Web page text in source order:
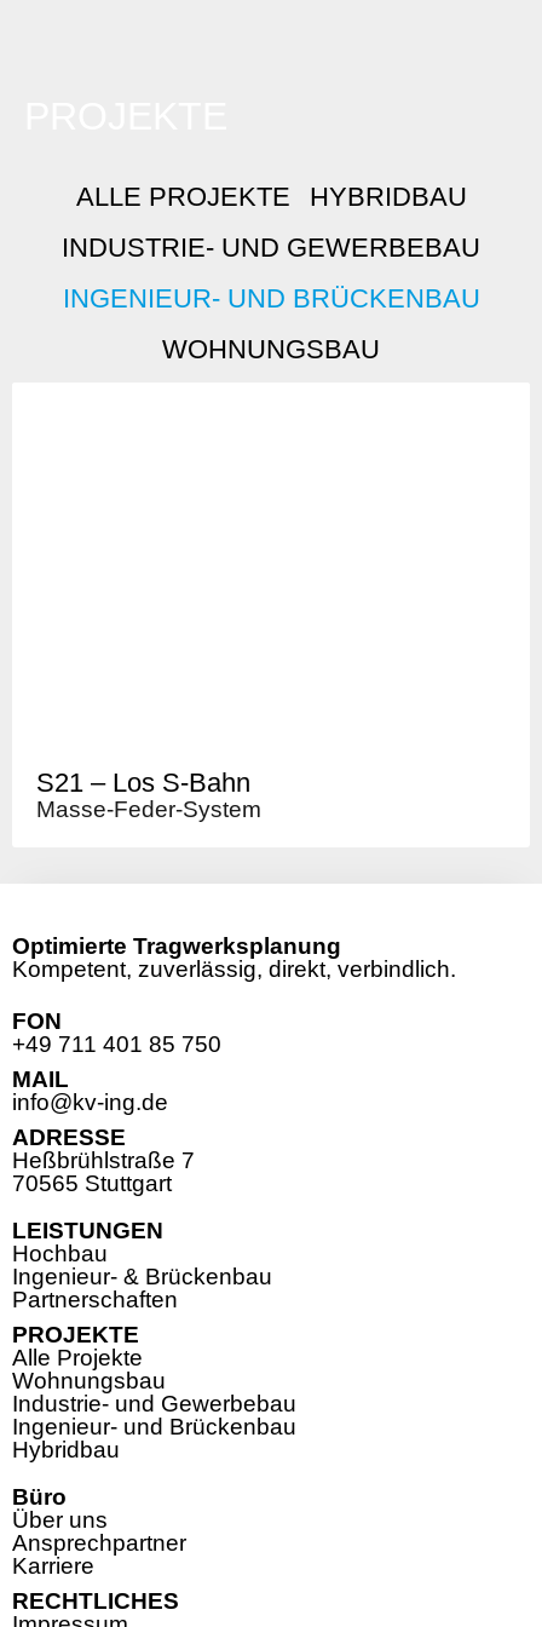
HYBRIDBAU
INDUSTRIE- UND GEWERBEBAU
INGENIEUR- UND BRÜCKENBAU
WOHNUNGSBAU
ALLE PROJEKTE
S21 – Los S-Bahn
Masse-Feder-System
Optimierte Tragwerksplanung
Kompetent, zuverlässig, direkt, verbindlich.
FON
+49 711 401 85 750
MAIL
info@kv-ing.de
ADRESSE
Heßbrühlstraße 7
70565 Stuttgart
LEISTUNGEN
Hochbau
Ingenieur- & Brückenbau
Partnerschaften
PROJEKTE
Alle Projekte
Wohnungsbau
Industrie- und Gewerbebau
Ingenieur- und Brückenbau
Hybridbau
Büro
Über uns
Ansprechpartner
Karriere
RECHTLICHES